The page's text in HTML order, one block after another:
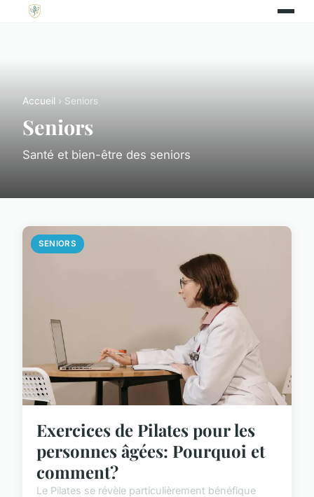
Accueil › Seniors
Seniors
Santé et bien-être des seniors
SENIORS
Exercices de Pilates pour les
personnes âgées: Pourquoi et
comment?
Le Pilates se révèle particulièrement bénéfique